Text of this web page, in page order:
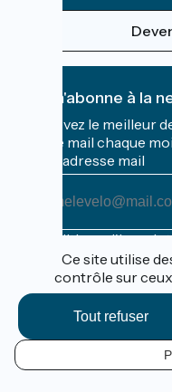
FR
Je m'abonne à la
Recevez le meilleur
boîte mail chaque
Mon adresse mail
Mon
adresse
mail
Conditions
Financé dans le cadre
Espace Pro / Presse
Ce site utilise
contrôle sur
Tout refuser